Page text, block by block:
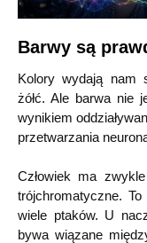
Barwy są
Kolory wydają nam
żółć. Ale barwa nie
wynikiem
przetwarzania
Człowiek ma
trójchromatyczne.
wiele ptaków. U
bywa wiązane